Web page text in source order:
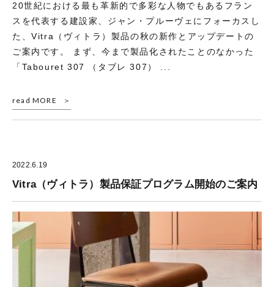
20世紀における最も革新的で多彩な人物でもあるフラン
スを代表する建設家、ジャン・プルーヴェにフォーカスし
た、Vitra（ヴィトラ）製品の秋の新作とアップデートの
ご案内です。 まず、今まで製品化されたことのなかった
「Tabouret 307 （タブレ 307） ...
read MORE
2022.6.19
Vitra（ヴィトラ）製品保証プログラム開始のご案内